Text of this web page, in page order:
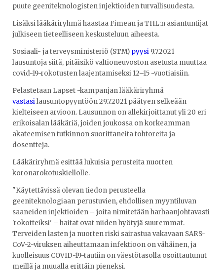
puute geeniteknologisten injektioiden turvallisuudesta.
Lisäksi lääkäriryhmä haastaa Fimean ja THL:n asiantuntijat
julkiseen tieteelliseen keskusteluun aiheesta.
Sosiaali- ja terveysministeriö (STM) pyysi 9.7.2021
lausuntoja siitä, pitäisikö valtioneuvoston asetusta muuttaa
covid-19-rokotusten laajentamiseksi 12–15 -vuotiaisiin.
Pelastetaan Lapset -kampanjan lääkäriryhmä
vastasilausuntopyyntöön 29.7.2021 päätyen selkeään
kielteiseen arvioon. Lausunnon on allekirjoittanut yli 20 eri
erikoisalan lääkäriä, joiden joukossa on korkeamman
akateemisen tutkinnon suorittaneita tohtoreita ja
dosentteja.
Lääkäriryhmä esittää lukuisia perusteita nuorten
koronarokotuskiellolle.
"Käytettävissä olevan tiedon perusteella
geeniteknologiaan perustuvien, ehdollisen myyntiluvan
saaneiden injektioiden – joita nimitetään harhaanjohtavasti
'rokotteiksi' – haitat ovat niiden hyötyjä suuremmat.
Terveiden lasten ja nuorten riski sairastua vakavaan SARS-
CoV-2-viruksen aiheuttamaan infektioon on vähäinen, ja
kuolleisuus COVID-19-tautiin on väestötasolla osoittautunut
meillä ja muualla erittäin pieneksi.